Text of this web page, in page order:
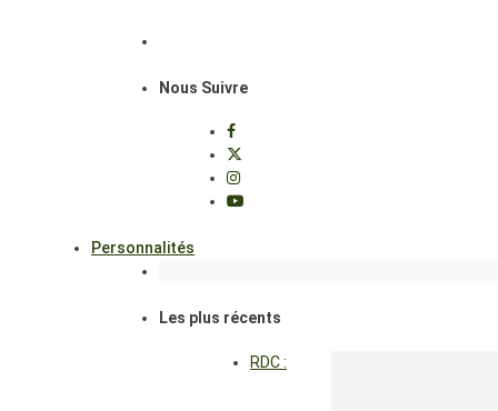
Nous Suivre
Personnalités
Les plus récents
RDC :